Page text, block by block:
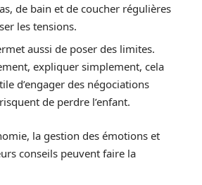
de bain et de coucher régulières
les tensions.
aussi de poser des limites.
expliquer simplement, cela
d’engager des négociations
de perdre l’enfant.
la gestion des émotions et
conseils peuvent faire la